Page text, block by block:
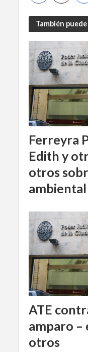
También
Ferreyra
Edith y
otros
ambiental
ATE
amparo –
otros